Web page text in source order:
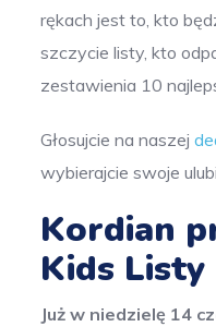
rękach jest to, kto
szczycie listy, kto
zestawienia 10
Głosujcie na naszej
wybierajcie swoje
Kordian
Kids Listy
Już w niedzielę 14